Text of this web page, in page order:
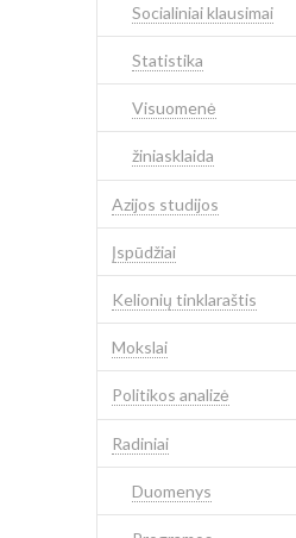
Socialiniai klausimai
Statistika
Visuomenė
žiniasklaida
Azijos studijos
Įspūdžiai
Kelionių tinklaraštis
Mokslai
Politikos analizė
Radiniai
Duomenys